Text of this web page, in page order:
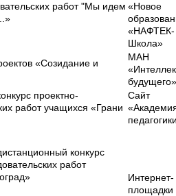
работ "Мы идем «Новое
«НАФТЕК-
Школа»
«Созидание и
МАН
будущего»
проектно-
работ учащихся «Грани
Сайт
конкурс
работ
Интернет-
площадки